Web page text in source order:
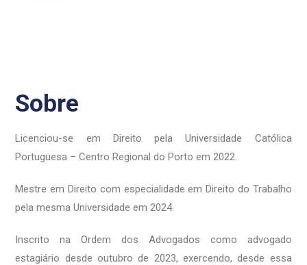
Sobre
Licenciou-se em Direito pela Universidade Católica
Portuguesa – Centro Regional do Porto em 2022.
Mestre em Direito com especialidade em Direito do Trabalho
pela mesma Universidade em 2024.
Inscrito na Ordem dos Advogados como advogado
estagiário desde outubro de 2023, exercendo, desde essa